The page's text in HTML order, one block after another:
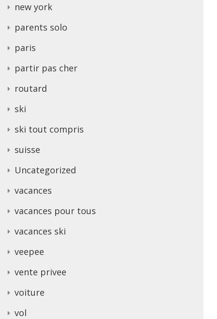
new york
parents solo
paris
partir pas cher
routard
ski
ski tout compris
suisse
Uncategorized
vacances
vacances pour tous
vacances ski
veepee
vente privee
voiture
vol